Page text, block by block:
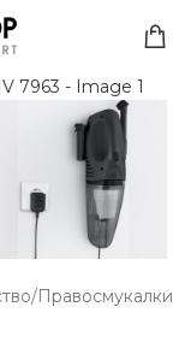
Правосмукалки